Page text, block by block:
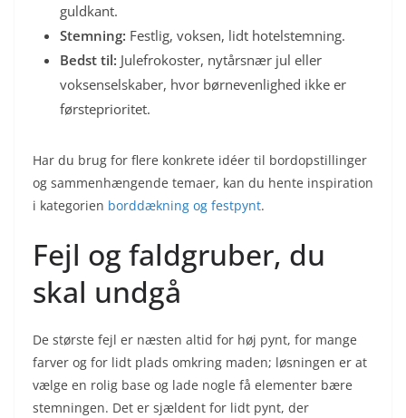
guldkant.
Stemning: Festlig, voksen, lidt hotelstemning.
Bedst til: Julefrokoster, nytårsnær jul eller
voksenselskaber, hvor børnevenlighed ikke er
førsteprioritet.
Har du brug for flere konkrete idéer til bordopstillinger
og sammenhængende temaer, kan du hente inspiration
i kategorien borddækning og festpynt.
Fejl og faldgruber, du
skal undgå
De største fejl er næsten altid for høj pynt, for mange
farver og for lidt plads omkring maden; løsningen er at
vælge en rolig base og lade nogle få elementer bære
stemningen. Det er sjældent for lidt pynt, der